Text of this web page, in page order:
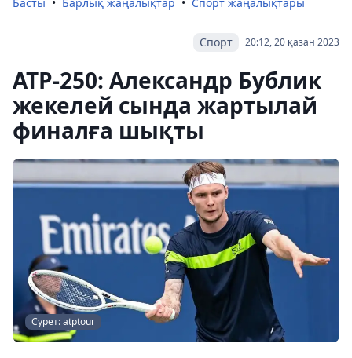
20:12, 20 қазан 2023
Спорт
АТР-250: Александр Бублик
жекелей сында жартылай
финалға шықты
Сурет: atptour